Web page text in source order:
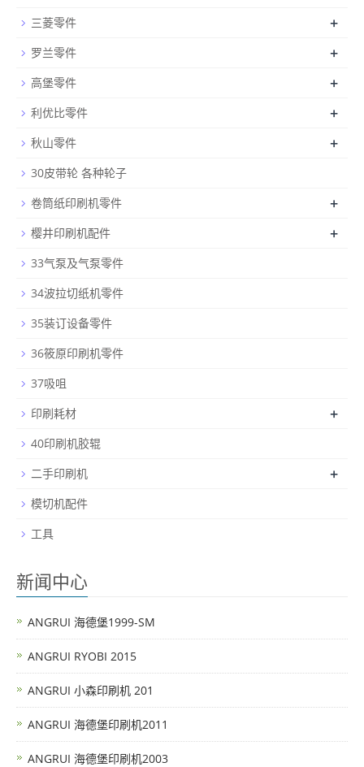
三菱零件 +
罗兰零件 +
高堡零件 +
利优比零件 +
秋山零件 +
30皮带轮 各种轮子
卷筒纸印刷机零件
+
樱井印刷机配件 +
33气泵及气泵零件
34波拉切纸机零件
35装订设备零件
36筱原印刷机零件
37吸咀
印刷耗材
+
40印刷机胶辊
二手印刷机
+
模切机配件
工具
新闻中心
ANGRUI 海德堡1999-SM
ANGRUI RYOBI 2015
ANGRUI 小森印刷机 201
ANGRUI 海德堡印刷机2011
ANGRUI 海德堡印刷机2003